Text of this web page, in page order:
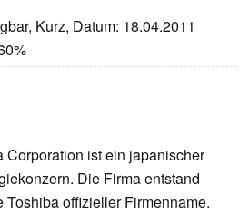
Kurz, Datum: 18.04.2011
Corporation ist ein japanischer
Die Firma entstand
Toshiba offizieller Firmenname.